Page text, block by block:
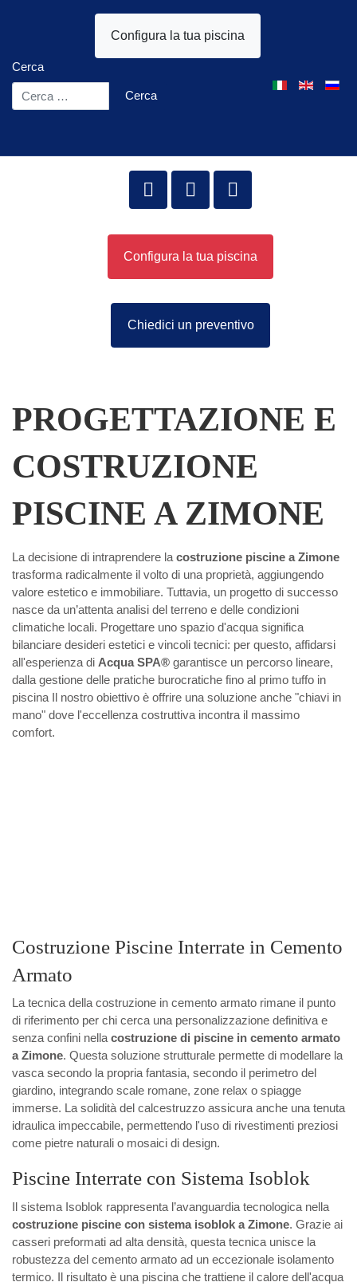
Configura la tua piscina
Cerca
Cerca
Seleziona la tua
Configura la tua piscina
Chiedici un preventivo
PROGETTAZIONE E
COSTRUZIONE
PISCINE A ZIMONE
La decisione di intraprendere la costruzione piscine a Zimone
trasforma radicalmente il volto di una proprietà, aggiungendo
valore estetico e immobiliare. Tuttavia, un progetto di successo
nasce da un’attenta analisi del terreno e delle condizioni
climatiche locali. Progettare uno spazio d'acqua significa
bilanciare desideri estetici e vincoli tecnici: per questo, affidarsi
all'esperienza di Acqua SPA® garantisce un percorso lineare,
dalla gestione delle pratiche burocratiche fino al primo tuffo in
piscina Il nostro obiettivo è offrire una soluzione anche "chiavi in
mano" dove l'eccellenza costruttiva incontra il massimo
comfort.
Costruzione Piscine Interrate in Cemento
Armato
La tecnica della costruzione in cemento armato rimane il punto
di riferimento per chi cerca una personalizzazione definitiva e
senza confini nellacostruzione di piscine in cemento armato
a Zimone. Questa soluzione strutturale permette di modellare la
vasca secondo la propria fantasia, secondo il perimetro del
giardino, integrando scale romane, zone relax o spiagge
immerse. La solidità del calcestruzzo assicura anche una tenuta
idraulica impeccabile, permettendo l'uso di rivestimenti preziosi
come pietre naturali o mosaici di design.
Piscine Interrate con Sistema Isoblok
Il sistema Isoblok rappresenta l’avanguardia tecnologica nella
costruzione piscine con sistema isoblok a Zimone. Grazie ai
casseri preformati ad alta densità, questa tecnica unisce la
robustezza del cemento armato ad un eccezionale isolamento
termico. Il risultato è una piscina che trattiene il calore dell'acqua